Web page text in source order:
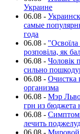
Украине
06.08 -
самые
года
06.08 -
розповіла, як
06.08 - Чоловік
сильно
06.08 - Очистка
организма
06.08 - Мэр
грн из бюджета
06.08 -
лечить
06.08 - Мировой